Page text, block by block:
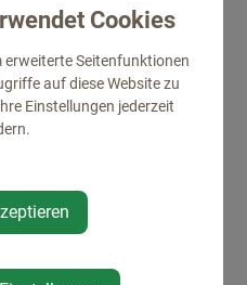
zum Klima- &
verfügbar.
Cookies
erweiterte Seitenfunktionen
auf diese Website zu
Einstellungen jederzeit